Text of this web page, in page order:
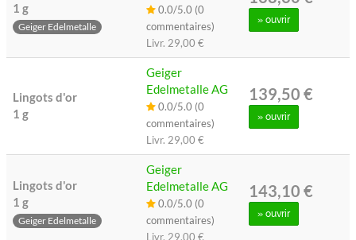
1 g
Geiger Edelmetalle
0.0/5.0 (0
commentaires)
Livr. 29,00 €
» ouvrir
Lingots d'or
1 g
Geiger
Edelmetalle AG
0.0/5.0 (0
commentaires)
Livr. 29,00 €
139,50 €
» ouvrir
Lingots d'or
1 g
Geiger Edelmetalle
Geiger
Edelmetalle AG
0.0/5.0 (0
commentaires)
Livr. 29,00 €
143,10 €
» ouvrir